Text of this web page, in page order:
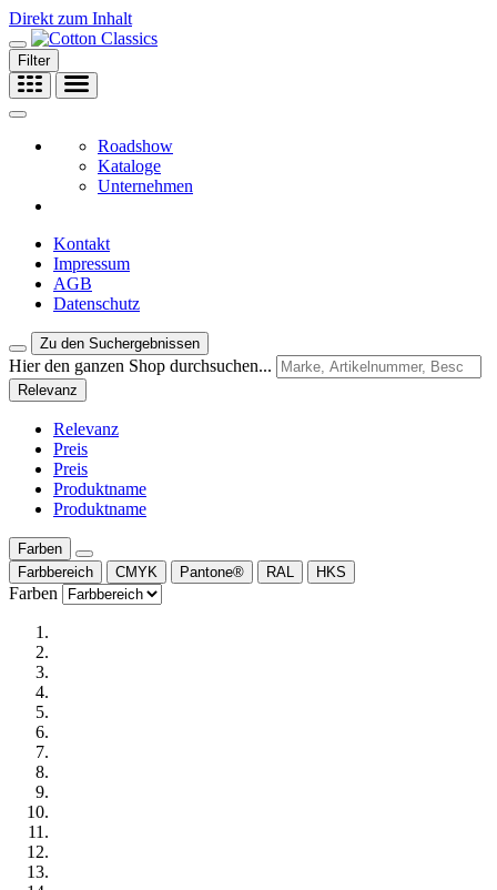
Direkt zum Inhalt
Filter
Roadshow
Kataloge
Unternehmen
Kontakt
Impressum
AGB
Datenschutz
Zu den Suchergebnissen
Hier den ganzen Shop durchsuchen...
Relevanz
Relevanz
Preis
Preis
Produktname
Produktname
Farben
Farbbereich
CMYK Pantone® RAL HKS
Farben